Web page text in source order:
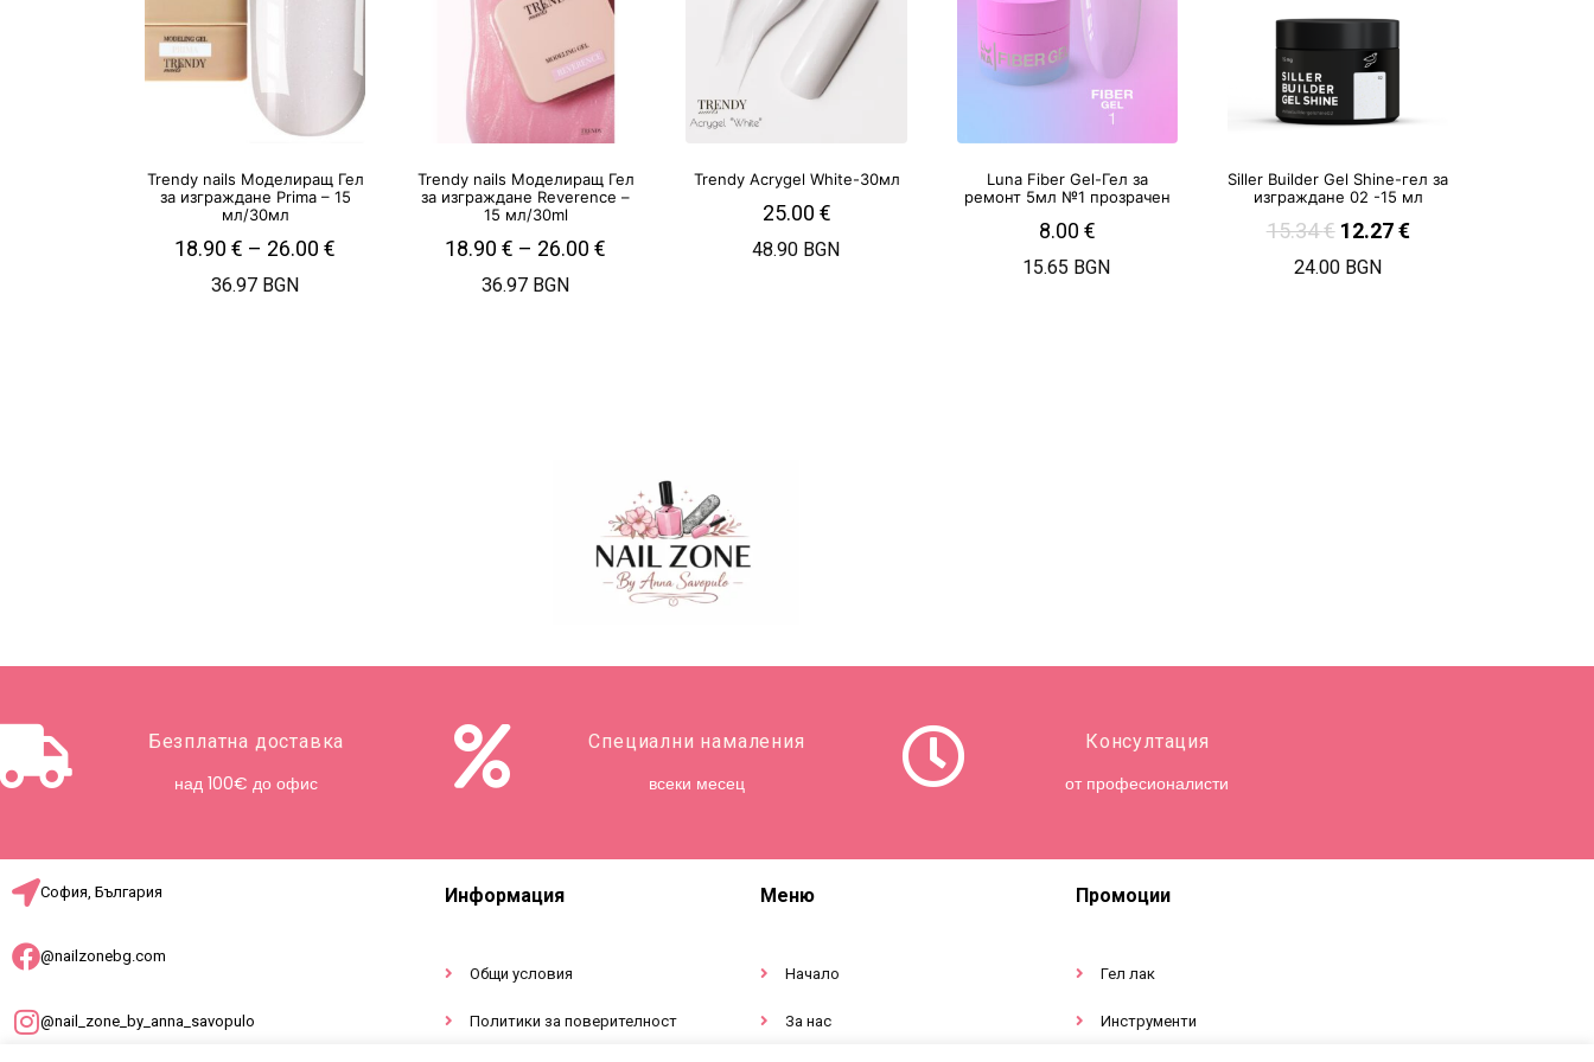
Trendy nails Моделиращ Гел
за изграждане Prima – 15
мл/30мл
18.90€ – 26.00€
36.97 BGN
Trendy nails Моделиращ Гел
за изграждане Reverence –
15 мл/30ml
18.90€ – 26.00€
36.97 BGN
Trendy Acrygel White-30мл
25.00 €
48.90 BGN
Luna Fiber Gel-Гел за
ремонт 5мл №1 прозрачен
8.00 €
15.65 BGN
Siller Builder Gel Shine-гел за
изграждане 02 -15 мл
15.34€ 12.27€
24.00 BGN
Безплатна доставка
над 100€ до офис
Специални намаления
всеки месец
Консултация
от професионалисти
София, България
@nailzonebg.com
@nail_zone_by_anna_savopulo
Информация
Общи условия
Политики за поверителност
Меню
Начало
За нас
Промоции
Гел лак
Инструменти